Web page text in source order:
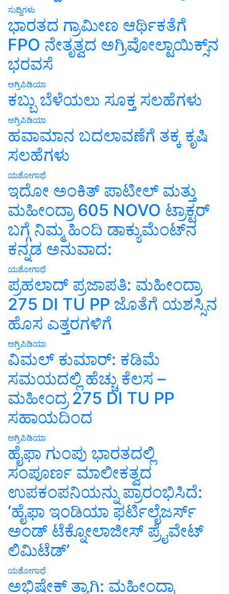
ಸುದ್ದಿಗಳು
ಭಾರತದ ಗ್ರಾಮೀಣ ಆರ್ಥಿಕತೆಗೆ
FPO ನೇತೃತ್ವದ ಅಗ್ರಿವೋಲ್ಟಾಯಿಕ್ಸ್‌ನ
ಭರವಸೆ
ಅಗ್ರಿಪಿಡಿಯಾ
ಕಬ್ಬು ಬೆಳೆಯಲು ಸೂಕ್ತ ಸಲಹೆಗಳು
ಅಗ್ರಿಪಿಡಿಯಾ
ಹವಾಮಾನ ಬದಲಾವಣೆಗೆ ತಕ್ಕ ಕೃಷಿ
ಸಲಹೆಗಳು
ಯಶೋಗಾಥೆ
ಇದೋ ಅಂಕಿತ್ ಪಾಟೀಲ್ ಮತ್ತು
ಮಹೀಂದ್ರಾ 605 NOVO ಟ್ರಾಕ್ಟರ್
ಬಗ್ಗೆ ನಿಮ್ಮ ಹಿಂದಿ ಡಾಕ್ಯುಮೆಂಟ್‌ನ
ಕನ್ನಡ ಅನುವಾದ:
ಯಶೋಗಾಥೆ
ಪ್ರಹಲಾದ್ ಪ್ರಜಾಪತಿ: ಮಹೀಂದ್ರಾ
275 DI TU PP ಜೊತೆಗೆ ಯಶಸ್ಸಿನ
ಹೊಸ ಎತ್ತರಗಳಿಗೆ
ಅಗ್ರಿಪಿಡಿಯಾ
ವಿಮಲ್ ಕುಮಾರ್: ಕಡಿಮೆ
ಸಮಯದಲ್ಲಿ ಹೆಚ್ಚು ಕೆಲಸ –
ಮಹೀಂದ್ರ 275 DI TU PP
ಸಹಾಯದಿಂದ
ಅಗ್ರಿಪಿಡಿಯಾ
ಹೈಫಾ ಗುಂಪು ಭಾರತದಲ್ಲಿ
ಸಂಪೂರ್ಣ ಮಾಲೀಕತ್ವದ
ಉಪಕಂಪನಿಯನ್ನು ಪ್ರಾರಂಭಿಸಿದೆ:
‘ಹೈಫಾ ಇಂಡಿಯಾ ಫರ್ಟಿಲೈಜರ್ಸ್
ಅಂಡ್ ಟೆಕ್ನೋಲಾಜೀಸ್ ಪ್ರೈವೇಟ್
ಲಿಮಿಟೆಡ್’
ಯಶೋಗಾಥೆ
ಅಭಿಷೇಕ್ ತ್ಯಾಗಿ: ಮಹೀಂದ್ರಾ